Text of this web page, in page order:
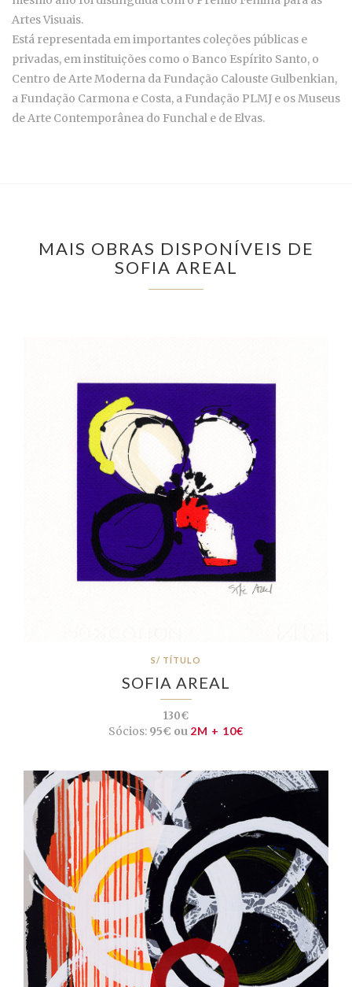
Artes Visuais.
Está representada em importantes coleções públicas e
privadas, em instituições como o Banco Espírito Santo, o
Centro de Arte Moderna da Fundação Calouste Gulbenkian,
a Fundação Carmona e Costa, a Fundação PLMJ e os Museus
de Arte Contemporânea do Funchal e de Elvas.
MAIS OBRAS DISPONÍVEIS DE
SOFIA AREAL
S/ TÍTULO
SOFIA AREAL
130€
Sócios: 95€ ou 2M + 10€